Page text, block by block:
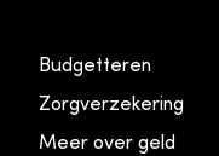
Budgetteren
Zorgverzekering
Meer over geld